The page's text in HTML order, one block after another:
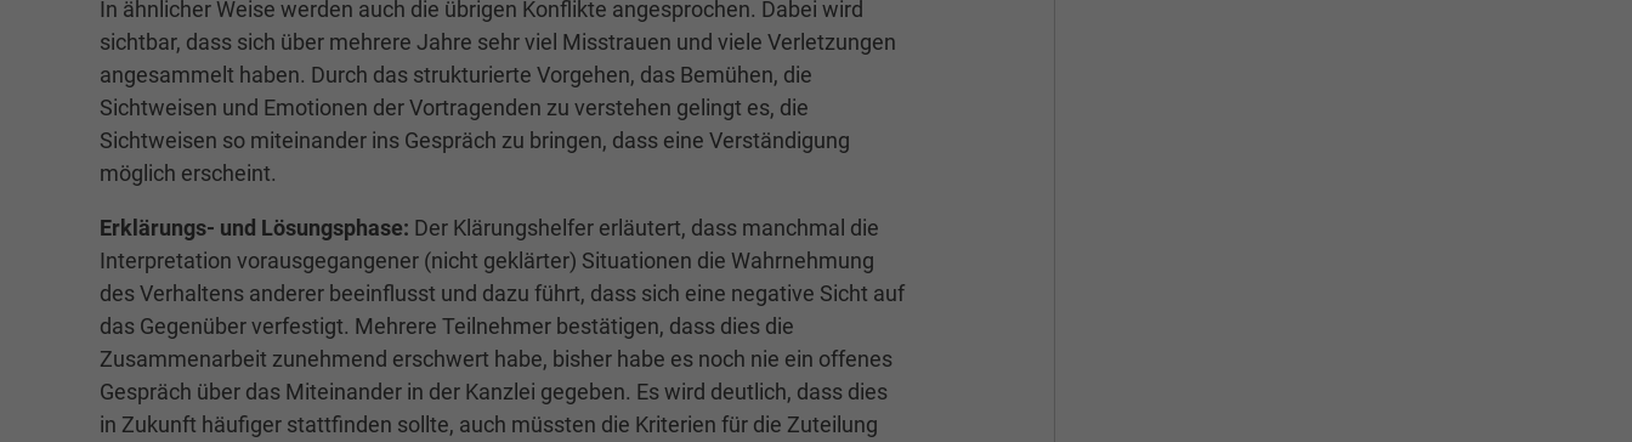
In ähnlicher Weise werden auch die übrigen Konflikte angesprochen. Dabei wird
sichtbar, dass sich über mehrere Jahre sehr viel Misstrauen und viele Verletzungen
angesammelt haben. Durch das strukturierte Vorgehen, das Bemühen, die
Sichtweisen und Emotionen der Vortragenden zu verstehen gelingt es, die
Sichtweisen so miteinander ins Gespräch zu bringen, dass eine Verständigung
möglich erscheint.
Erklärungs- und Lösungsphase: Der Klärungshelfer erläutert, dass manchmal die
Interpretation vorausgegangener (nicht geklärter) Situationen die Wahrnehmung
des Verhaltens anderer beeinflusst und dazu führt, dass sich eine negative Sicht auf
das Gegenüber verfestigt. Mehrere Teilnehmer bestätigen, dass dies die
Zusammenarbeit zunehmend erschwert habe, bisher habe es noch nie ein offenes
Gespräch über das Miteinander in der Kanzlei gegeben. Es wird deutlich, dass dies
in Zukunft häufiger stattfinden sollte, auch müssten die Kriterien für die Zuteilung